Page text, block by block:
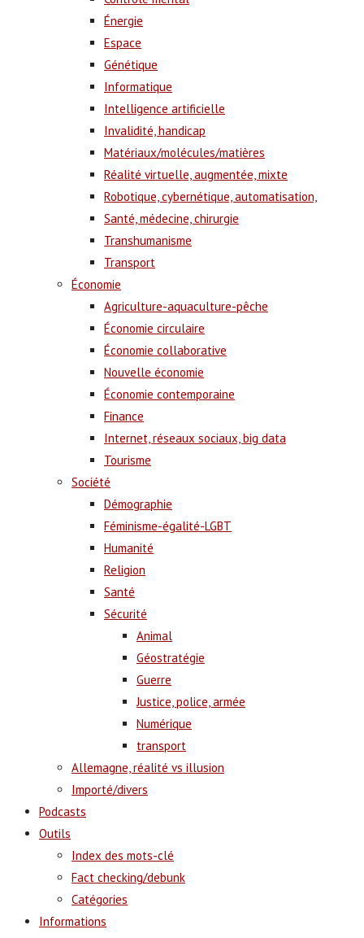
Énergie
Espace
Génétique
Informatique
Intelligence artificielle
Invalidité, handicap
Matériaux/molécules/matières
Réalité virtuelle, augmentée, mixte
Robotique, cybernétique, automatisation,
Santé, médecine, chirurgie
Transhumanisme
Transport
Économie
Agriculture-aquaculture-pêche
Économie circulaire
Économie collaborative
Nouvelle économie
Économie contemporaine
Finance
Internet, réseaux sociaux, big data
Tourisme
Société
Démographie
Féminisme-égalité-LGBT
Humanité
Religion
Santé
Sécurité
Animal
Géostratégie
Guerre
Justice, police, armée
Numérique
transport
Allemagne, réalité vs illusion
Importé/divers
Podcasts
Outils
Index des mots-clé
Fact checking/debunk
Catégories
Informations